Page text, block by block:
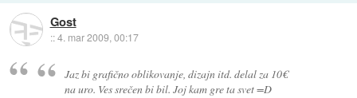
Gost
::4. mar 2009, 00:17
Jaz bi grafično oblikovanje, dizajn itd. delal za 10€
na uro. Ves srečen bi bil. Joj kam gre ta svet =D